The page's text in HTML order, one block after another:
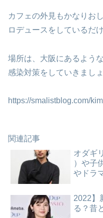
カフェの外見もかなりお
ロデュースをしているだ
場所は、大阪にあるよう
感染対策をしていきましょ
https://smalistblog.com/
関連記事
オダギ
）や子
やドラ
2022】
る？昔